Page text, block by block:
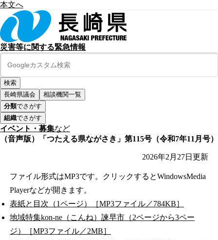
本文へ
災害等に関する緊急情報
長崎県議会
相談機関一覧
分類でさがす
組織でさがす
イベント・募集など
（音声版）「つたえる県ながさき」第115号（令和7年11月号）
2026年2月27日 更新
ファイル形式はMP3です。クリックするとWindowsMedia
Playerなどが開きます。
表紙と目次（1ページ）［MP3ファイル／784KB］
地域特集kon-ne（こんね）諫早市（2ページから3ペー
ジ）［MP3ファイル／2MB］